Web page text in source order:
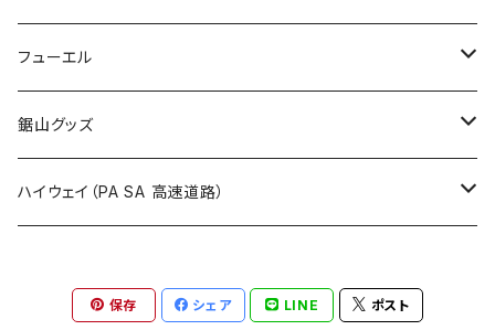
ROUTE700～799号線
ROUTE 600～699号線
ROUTE 700～799号線
ROUTE 600～699号線
ROUTE 700～799号線
茨城県
栃木県
群馬県
撮影禁止
ホテルキーホルダー
たばこ・禁煙ステッカー
フューエル
ステッカー
鋸山グッズ
Tシャツ
ステッカー
ハイウェイ（PA SA 高速道路）
保存 シェア LINE ポスト